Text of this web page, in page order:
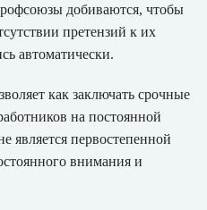
добиваются, чтобы
претензий к их
автоматически.
как заключать срочные
на постоянной
является первостепенной
внимания и